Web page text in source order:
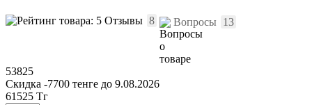
Отзывы 8 Вопросы 13
53825
Скидка -7700 тенге до 9.08.2026
61525 Тг